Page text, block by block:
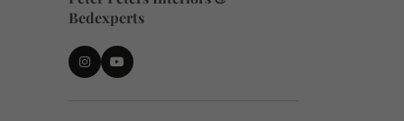
Bedexperts